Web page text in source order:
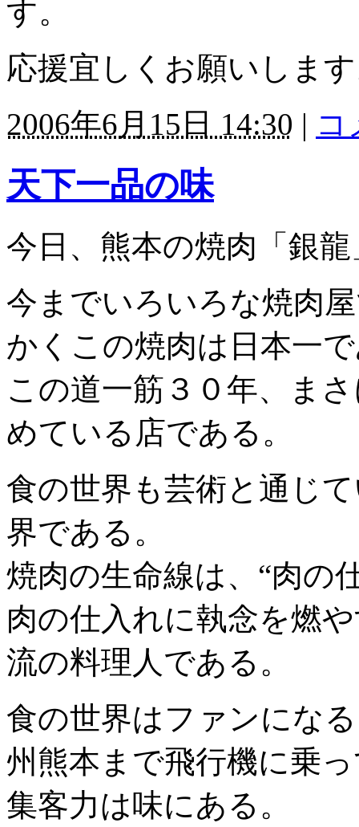
す。
応援宜しくお願いしま
2006年6月15日 14:30 | コ
天下一品の味
今日、熊本の焼肉「銀
今までいろいろな焼肉
かくこの焼肉は日本一
この道一筋３０年、ま
めている店である。
食の世界も芸術と通じ
界である。
焼肉の生命線は、“肉の
肉の仕入れに執念を燃
流の料理人である。
食の世界はファンにな
州熊本まで飛行機に乗
集客力は味にある。